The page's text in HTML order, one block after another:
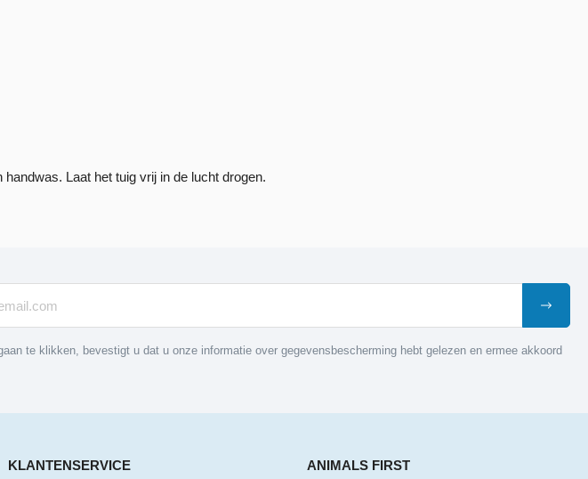
Laat het tuig vrij in de lucht drogen.
te klikken, bevestigt u dat u onze informatie over gegevensbescherming hebt gelezen en ermee akkoord
KLANTENSERVICE ANIMALS FIRST